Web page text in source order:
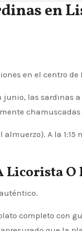
en
en el centro de
junio, las sardinas
A la
Licorista
completo con